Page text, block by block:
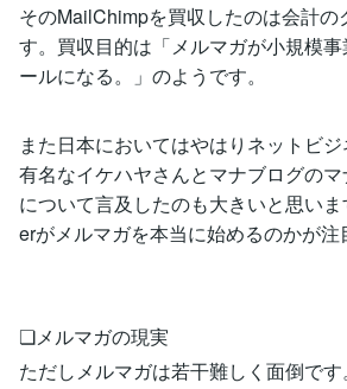
そのMailChimpを買収したのは会計の
す。買収目的は「メルマガが小規模
ールになる。」のようです。
また日本においてはやはりネットビ
有名なイケハヤさんとマナブログの
について言及したのも大きいと思い
erがメルマガを本当に始めるのかが注
❏メルマガの現実
ただしメルマガは若干難しく面倒です。